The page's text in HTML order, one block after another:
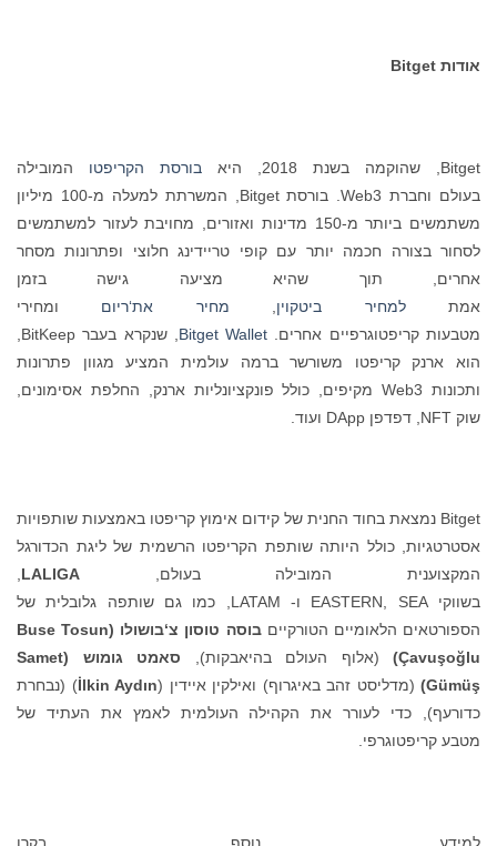
אודותBitget
Bitget, שהוקמה בשנת 2018, היא בורסת הקריפטוהמובילה
בעולם וחברת Web3. בורסת Bitget, המשרתת למעלה מ-100 מיליון
משתמשים ביותר מ-150 מדינות ואזורים, מחויבת לעזור למשתמשים
לסחור בצורה חכמה יותר עם קופי טריידינג חלוצי ופתרונות מסחר
אחרים, תוך שהיא מציעה גישה בזמן
אמת
למחיר ביטקוין, מחיר את‘ריוםומחירי
מטבעות קריפטוגרפיים אחרים.Bitget Wallet
, שנקרא בעבר BitKeep,
הוא ארנק קריפטו משורשר ברמה עולמית המציע מגוון פתרונות
ותכונות Web3 מקיפים, כולל פונקציונליות ארנק, החלפת אסימונים,
שוק NFT, דפדפן DApp ועוד.
Bitget נמצאת בחוד החנית של קידום אימוץ קריפטו באמצעות שותפויות
אסטרטגיות, כולל היותה שותפת הקריפטו הרשמית של ליגת הכדורגל
המקצוענית המובילה בעולם,
LALIGA
,
בשווקי EASTERN, SEA ו- LATAM, כמו גם שותפה גלובלית של
הספורטאים הלאומיים הטורקייםבוסה טוסון צ‘בושולו (Buse Tosun
Çavuşoğlu
)(אלוף העולם בהיאבקות), סאמט גומוש (
Samet
Gümü
)(מדליסט זהב באיגרוף) ואילקין איידין ( İlkin Aydın ) (נבחרת
כדורעף), כדי לעורר את הקהילה העולמית לאמץ את העתיד של
מטבע קריפטוגרפי.
למידע נוסף, בקרו